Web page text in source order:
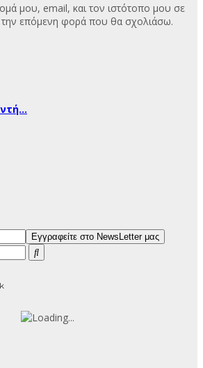
μου, email, και τον ιστότοπο μου σε
επόμενη φορά που θα σχολιάσω.